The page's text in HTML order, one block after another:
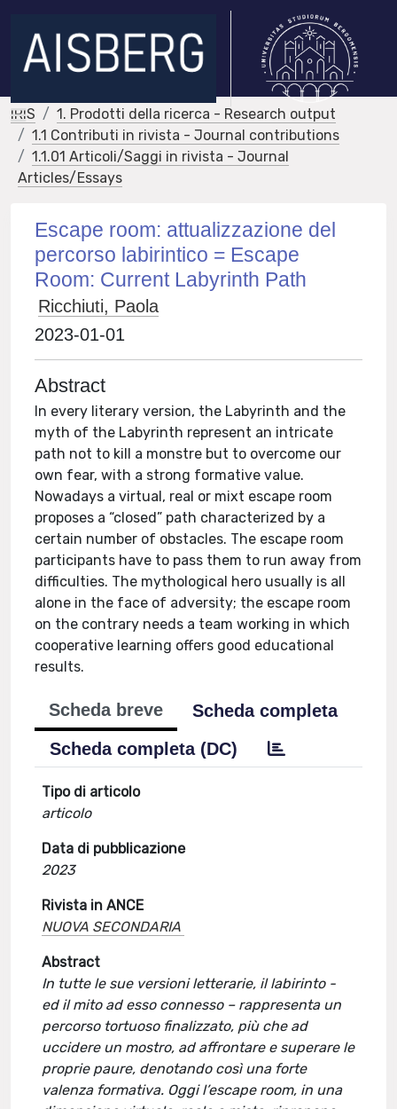
IRIS
1. Prodotti della ricerca - Research output
1.1 Contributi in rivista - Journal contributions
1.1.01 Articoli/Saggi in rivista - Journal
Articles/Essays
Escape room: attualizzazione del
percorso labirintico = Escape
Room: Current Labyrinth Path
Ricchiuti, Paola
2023-01-01
Abstract
In every literary version, the Labyrinth and the
myth of the Labyrinth represent an intricate
path not to kill a monstre but to overcome our
own fear, with a strong formative value.
Nowadays a virtual, real or mixt escape room
proposes a “closed” path characterized by a
certain number of obstacles. The escape room
participants have to pass them to run away from
difficulties. The mythological hero usually is all
alone in the face of adversity; the escape room
on the contrary needs a team working in which
cooperative learning offers good educational
results.
Scheda breve
Scheda completa
Scheda completa (DC)
Tipo di articolo
articolo
Data di pubblicazione
2023
Rivista in ANCE
NUOVA SECONDARIA
Abstract
In tutte le sue versioni letterarie, il labirinto -
ed il mito ad esso connesso – rappresenta un
percorso tortuoso finalizzato, più che ad
uccidere un mostro, ad affrontare e superare le
proprie paure, denotando così una forte
valenza formativa. Oggi l’escape room, in una